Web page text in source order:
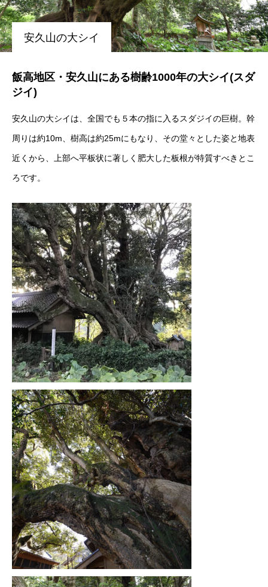
安久山の大シイ
飯高地区・安久山にある樹齢1000年の大シイ(スダ
ジイ)
安久山の大シイは、全国でも５本の指に入るスダジイの巨樹。幹
周りは約10m、樹高は約25mにもなり、その堂々とした姿と地表
近くから、上部へ平板状に著しく肥大した板根が特質すべきとこ
ろです。